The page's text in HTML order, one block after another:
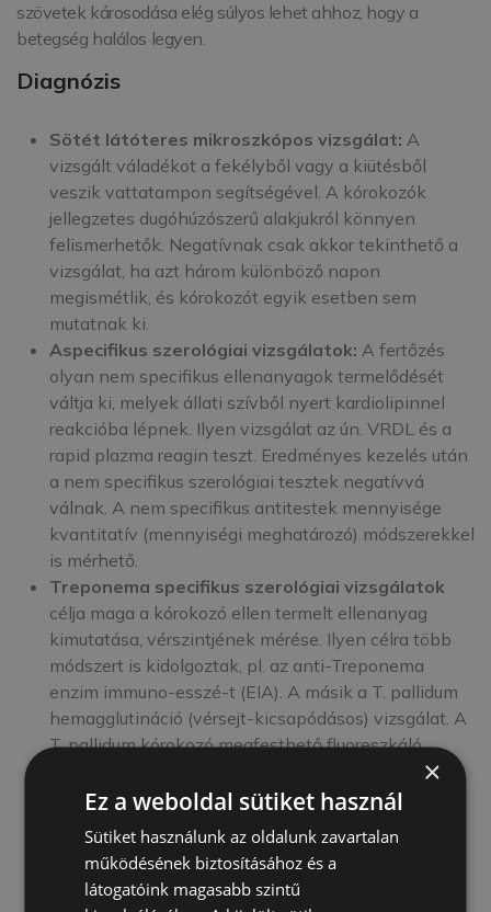
szövetek károsodása elég súlyos lehet ahhoz, hogy a
betegség halálos legyen.
Diagnózis
Sötét látóteres mikroszkópos vizsgálat: A
vizsgált váladékot a fekélyből vagy a kiütésből
veszik vattatampon segítségével. A kórokozók
jellegzetes dugóhúzószerű alakjukról könnyen
felismerhetők. Negatívnak csak akkor tekinthető a
vizsgálat, ha azt három különböző napon
megismétlik, és kórokozót egyik esetben sem
mutatnak ki.
Aspecifikus szerológiai vizsgálatok: A fertőzés
olyan nem specifikus ellenanyagok termelődését
váltja ki, melyek állati szívből nyert kardiolipinnel
reakcióba lépnek. Ilyen vizsgálat az ún. VRDL és a
rapid plazma reagin teszt. Eredményes kezelés után
a nem specifikus szerológiai tesztek negatívvá
válnak. A nem specifikus antitestek mennyisége
kvantitatív (mennyiségi meghatározó) módszerekkel
is mérhető.
Treponema specifikus szerológiai vizsgálatok
célja maga a kórokozó ellen termelt ellenanyag
kimutatása, vérszintjének mérése. Ilyen célra több
módszert is kidolgoztak, pl. az anti-Treponema
enzim immuno-esszé-t (EIA). A másik a T. pallidum
hemagglutináció (vérsejt-kicsapódásos) vizsgálat. A
T. pallidum kórokozó megfesthető fluoreszkáló
láthatóvá tehetők. A kórokozó elleni ellenanyagok
baktériumok bénulása (T. pallidum immobilizációs
teszt). A T. pallidum specifikus próbák
érzékenyebbek és megbízhatóbbak, mint a nem
×
Ez a weboldal sütiket használ
Sütiket használunk az oldalunk zavartalan
működésének biztosításához és a
látogatóink magasabb szintű